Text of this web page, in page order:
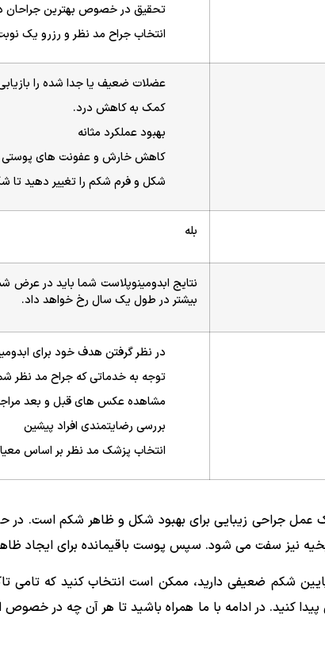
تحقیق در خصوص بهترین جراحان در
انتخاب جراح مد نظر و رزرو یک
عضلات ضعیف یا جدا شده را
کمک به کاهش درد.
بهبود عملکرد مثانه
کاهش خارش و عفونت های پوستی
شکل و فرم شکم را تغییر دهید تا
بله
بیشتر در طول یک سال رخ خواهد داد.
در نظر گرفتن هدف خود برای
توجه به خدماتی که جراح مد نظر
مشاهده عکس های قبل و بعد
بررسی رضایتمندی افراد پیشین
انتخاب پزشک مد نظر بر اساس
عمل جراحی زیبایی برای بهبود شکل و ظاهر شکم است.
نیز سفت می شود. سپس پوست باقیمانده برای ایجاد
شکم ضعیفی دارید، ممکن است انتخاب کنید که تامی
پیدا کنید. در ادامه با ما همراه باشید تا هر آن چه در خصوص